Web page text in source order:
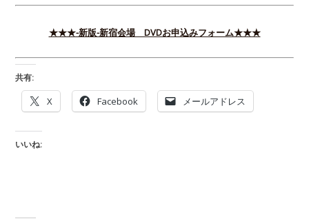
★★★-新版-新宿会場 DVDお申込みフォーム★★★
共有:
X Facebook メールアドレス
いいね: